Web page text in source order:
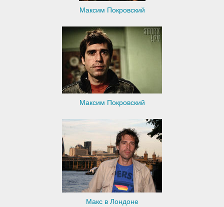
Максим Покровский
Максим Покровский
Макс в Лондоне